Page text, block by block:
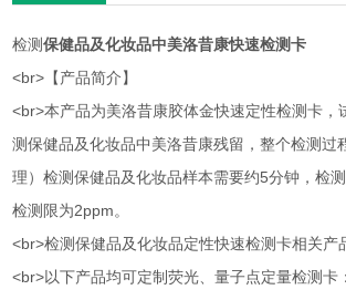
检测保健品及化妆品中美洛昔康快速检测卡
<br>【产品简介】
<br>本产品为美洛昔康胶体金快速定性检测卡，
测保健品及化妆品中美洛昔康残留，整个检测过
理）检测保健品及化妆品样本需要约5分钟，检
检测限为2ppm。
<br>检测保健品及化妆品定性快速检测卡相关产
<br>以下产品均可定制荧光、量子点定量检测卡：